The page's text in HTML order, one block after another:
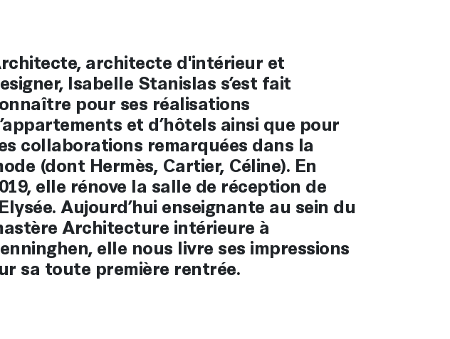
architecte d'intérieur et
Isabelle Stanislas s’est fait
pour ses réalisations
et d’hôtels ainsi que pour
collaborations remarquées dans la
(dont Hermès, Cartier, Céline). En
elle rénove la salle de réception de
Aujourd’hui enseignante au sein du
Architecture intérieure à
elle nous livre ses impressions
sa toute première rentrée.